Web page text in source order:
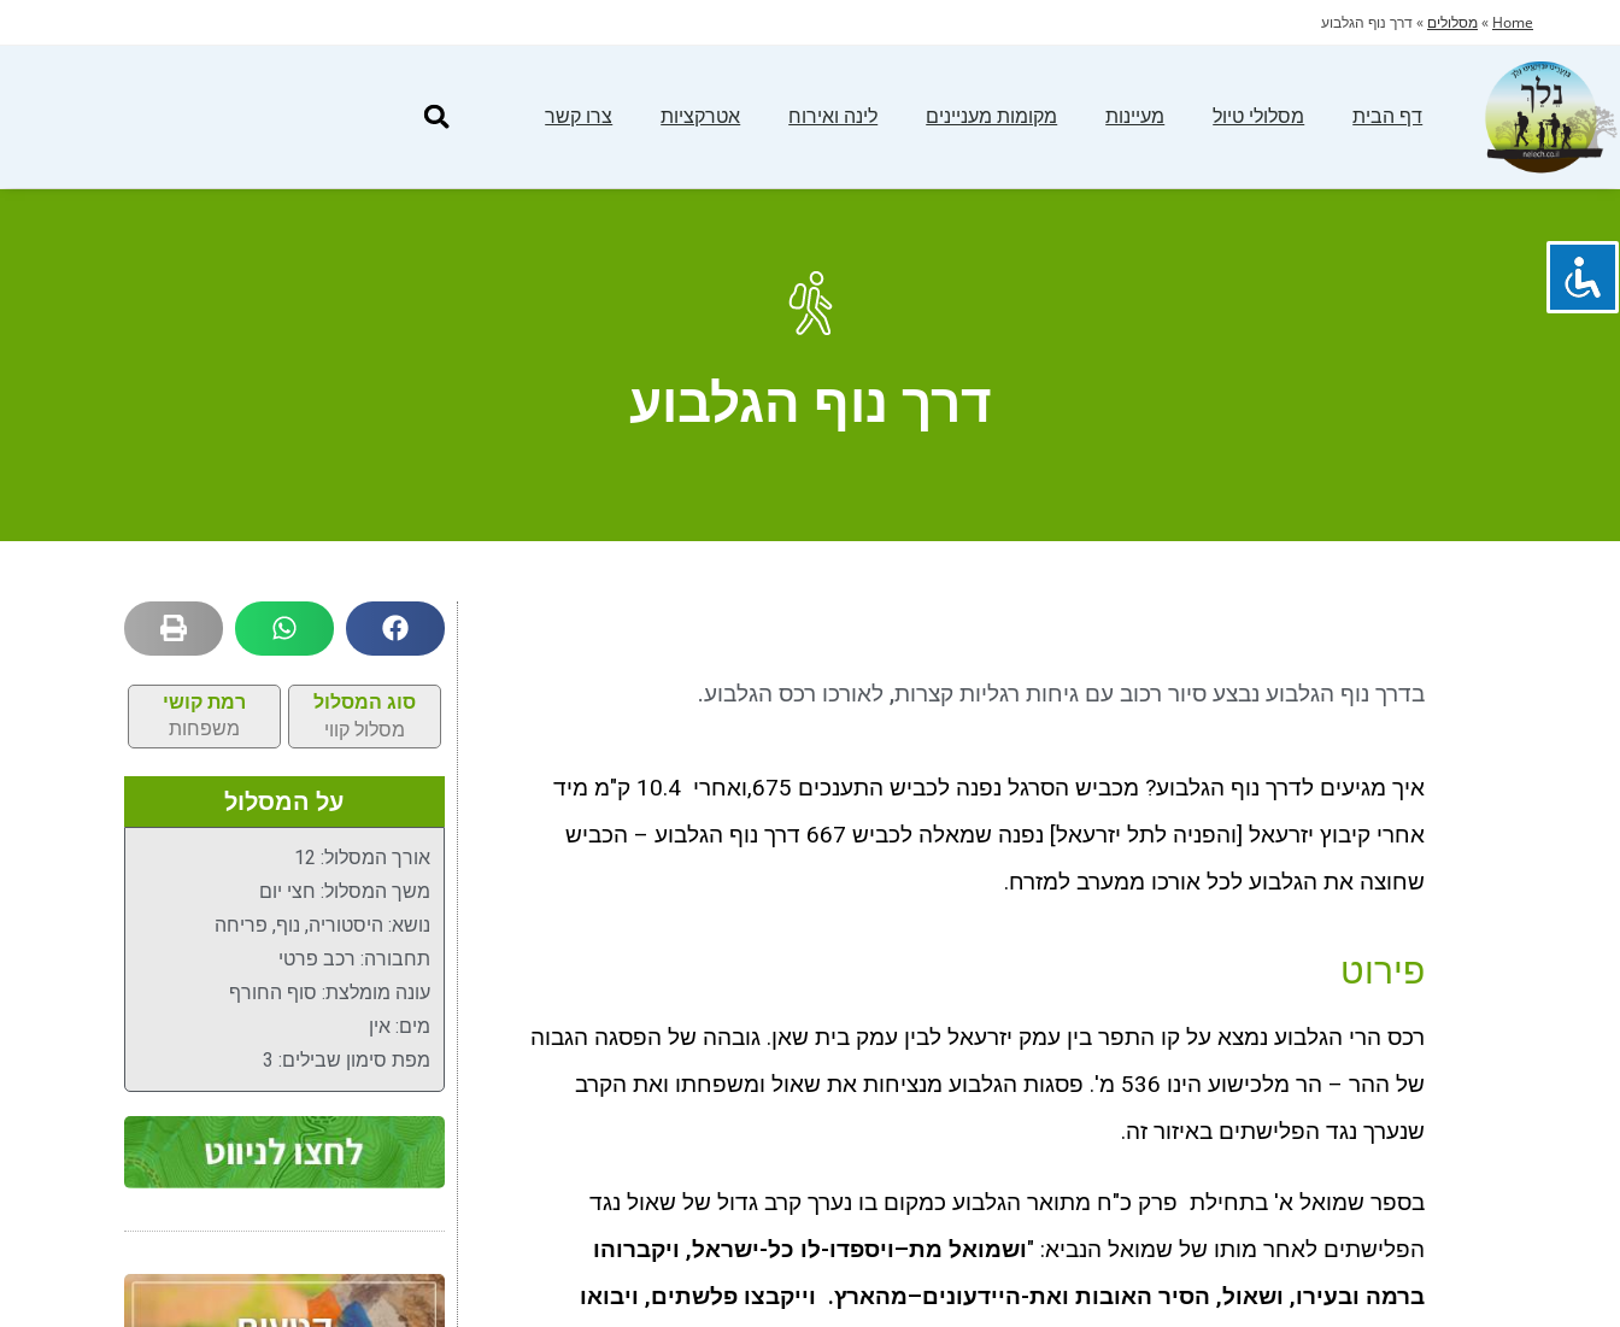
Home
»מסלולים »דרך נוף הגלבוע
דף הבית מסלולי טיול מעיינות מקומות מעניינים לינה ואירוח אטרקציות צרו קשר
דרך נוף הגלבוע
בדרך נוף הגלבוע נבצע סיור רכוב עם גיחות רגליות קצרות, לאורכו רכס הגלבוע.
איך מגיעים לדרך נוף הגלבוע? מכביש הסרגל נפנה לכביש התענכים 675,ואחרי 10.4 ק"מ מיד
אחרי קיבוץ יזרעאל [והפניה לתל יזרעאל] נפנה שמאלה לכביש 667 דרך נוף הגלבוע – הכביש
שחוצה את הגלבוע לכל אורכו ממערב למזרח.
פירוט
רכס הרי הגלבוע נמצא על קו התפר בין עמק יזרעאל לבין עמק בית שאן. גובהה של הפסגה הגבוה
של ההר – הר מלכישוע הינו 536 מ'. פסגות הגלבוע מנציחות את שאול ומשפחתו ואת הקרב
שנערך נגד הפלישתים באיזור זה.
בספר שמואל א' בתחילת פרק כ"ח מתואר הגלבוע כמקום בו נערך קרב גדול של שאול נגד
הפלישתים לאחר מותו של שמואל הנביא: "ושמואל מת–ויספדו-לו כל-ישראל, ויקברוהו
ברמה ובעירו, ושאול, הסיר האובות ואת-היידעונים–מהארץ. וייקבצו פלשתים, ויבואו
סוג המסלול
מסלול קווי
רמת קושי
משפחות
על המסלול
אורך המסלול: 12
משך המסלול: חצי יום
נושא: היסטוריה, נוף, פריחה
תחבורה: רכב פרטי
עונה מומלצת: סוף החורף
מים: אין
מפת סימון שבילים: 3